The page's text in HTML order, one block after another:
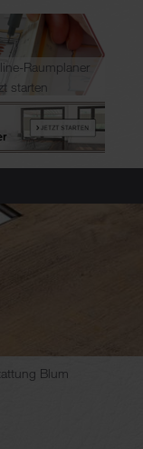
Raumplaner
starten
Blum